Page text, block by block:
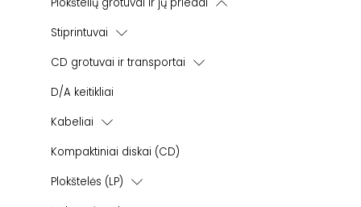
Plokštelių grotuvai - patefonai
Korekciniai stiprintuvai
Tonearmai
Pakaitinės adatėlės
Step-Up transformatoriai
Stiprintuvai
Integruoti stiprintuvai
CD grotuvai ir transportai
CD grotuvai
D/A keitikliai
Kabeliai
Kolonėlių kabeliai
Kompaktiniai diskai (CD)
Plokštelės (LP)